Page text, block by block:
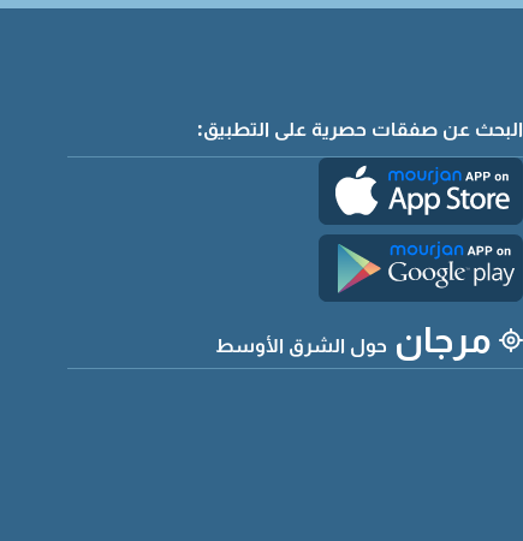
البحث عن صفقات حصرية على التطبيق:
مرجان حول الشرق الأوسط